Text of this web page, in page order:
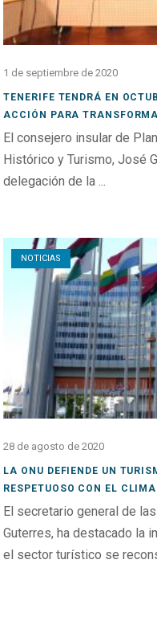
1 de septiembre de 2020
TENERIFE TENDRÁ EN
ACCIÓN PARA
El consejero insular de
Histórico y Turismo, José
delegación de la ...
NOTICIAS
Open post
28 de agosto de 2020
LA ONU DEFIENDE UN
RESPETUOSO CON EL CLIMA
El secretario general de
Guterres, ha destacado la
el sector turístico se